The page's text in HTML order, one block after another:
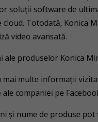
soluții software de
cloud. Totodată, Konica
video avansată.
ale produselor Konica
mai multe informații
ale companiei pe
şi nume de produse